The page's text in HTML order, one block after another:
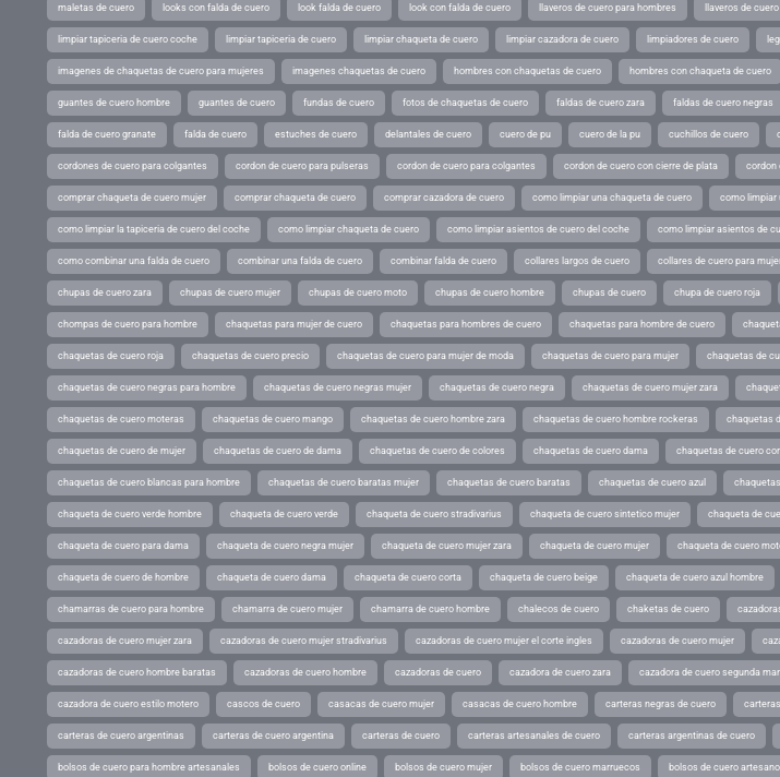
maletas de cuero looks con falda de cuero look falda de cuero look con falda de cuero llaveros de cuero para hombres llaveros de
limpiar tapiceria de cuero coche limpiar tapiceria de cuero limpiar chaqueta de cuero limpiar cazadora de cuero limpiadores de cuero
imagenes de chaquetas de cuero para mujeres imagenes chaquetas de cuero hombres con chaquetas de cuero hombres con chaqueta de cuero
guantes de cuero hombre guantes de cuero fundas de cuero fotos de chaquetas de cuero faldas de cuero zara faldas de cuero negras
falda de cuero granate falda de cuero estuches de cuero delantales de cuero cuero de pu cuero de la pu cuchillos de cuero
cordones de cuero para colgantes cordon de cuero para pulseras cordon de cuero para colgantes cordon de cuero con cierre de plata cordon
comprar chaqueta de cuero mujer comprar chaqueta de cuero comprar cazadora de cuero como limpiar una chaqueta de cuero como limpiar
como limpiar la tapiceria de cuero del coche como limpiar chaqueta de cuero como limpiar asientos de cuero del coche como limpiar asientos de
como combinar una falda de cuero combinar una falda de cuero combinar falda de cuero collares largos de cuero collares de cuero para
chupas de cuero zara chupas de cuero mujer chupas de cuero moto chupas de cuero hombre chupas de cuero chupa de cuero roja
chompas de cuero para hombre chaquetas para mujer de cuero chaquetas para hombres de cuero chaquetas para hombre de cuero
chaquetas de cuero roja chaquetas de cuero precio chaquetas de cuero para mujer de moda chaquetas de cuero para mujer chaquetas de
chaquetas de cuero negras para hombre chaquetas de cuero negras mujer chaquetas de cuero negra chaquetas de cuero mujer zara
chaquetas de cuero moteras chaquetas de cuero mango chaquetas de cuero hombre zara chaquetas de cuero hombre rockeras chaquetas
chaquetas de cuero de mujer chaquetas de cuero de dama chaquetas de cuero de colores chaquetas de cuero dama chaquetas de cuero
chaquetas de cuero blancas para hombre chaquetas de cuero baratas mujer chaquetas de cuero baratas chaquetas de cuero azul
chaqueta de cuero verde hombre chaqueta de cuero verde chaqueta de cuero stradivarius chaqueta de cuero sintetico mujer chaqueta de
chaqueta de cuero para dama chaqueta de cuero negra mujer chaqueta de cuero mujer zara chaqueta de cuero mujer chaqueta de cuero
chaqueta de cuero de hombre chaqueta de cuero dama chaqueta de cuero corta chaqueta de cuero beige chaqueta de cuero azul hombre
chamarras de cuero para hombre chamarra de cuero mujer chamarra de cuero hombre chalecos de cuero chaketas de cuero
cazadoras de cuero mujer zara cazadoras de cuero mujer stradivarius cazadoras de cuero mujer el corte ingles cazadoras de cuero mujer
cazadoras de cuero hombre baratas cazadoras de cuero hombre cazadoras de cuero cazadora de cuero zara cazadora de cuero segunda
cazadora de cuero estilo motero cascos de cuero casacas de cuero mujer casacas de cuero hombre carteras negras de cuero
carteras de cuero argentinas carteras de cuero argentina carteras de cuero carteras artesanales de cuero carteras argentinas de cuero
bolsos de cuero para hombre artesanales bolsos de cuero online bolsos de cuero mujer bolsos de cuero marruecos bolsos de cuero